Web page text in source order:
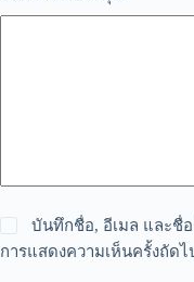
บันทึกชื่อ, อีเมล และชื่
การแสดงความเห็นครั้งถัดไ